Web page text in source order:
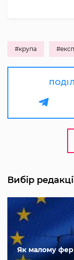
#крупа
Вибір
Як малому